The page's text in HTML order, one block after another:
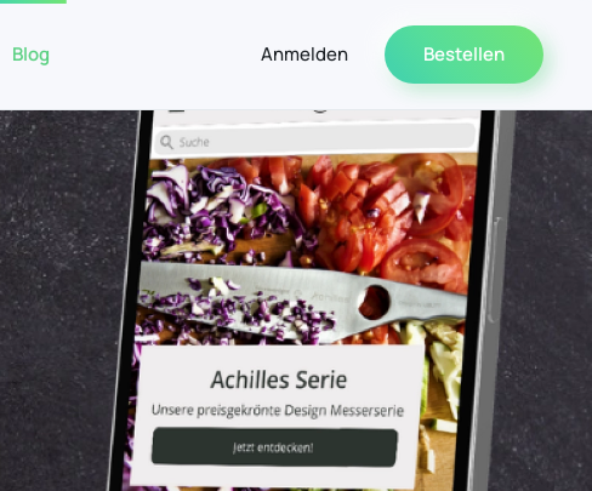
Blog Anmelden Bestellen